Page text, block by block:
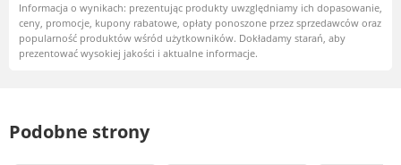
Informacja o wynikach: prezentując produkty uwzględniamy ich dopasowanie,
ceny, promocje, kupony rabatowe, opłaty ponoszone przez sprzedawców oraz
popularność produktów wśród użytkowników. Dokładamy starań, aby
prezentować wysokiej jakości i aktualne informacje.
Podobne strony